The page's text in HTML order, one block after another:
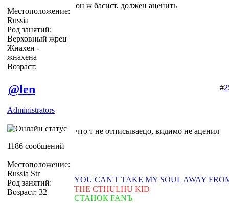
Местоположение:
Russia
Род занятий:
Верховный жрец
Жнахен -
жнахена
Возраст:
он ж басист, должен аценить
@len
Administrators
1186 сообщений
Местоположение:
Russia Str
Род занятий:
Возраст: 32
#
что т не отписываецо, видимо не аценил
YOU CAN'T TAKE MY SOUL AWAY
THE CTHULHU KID
СТАНОК FANЪ